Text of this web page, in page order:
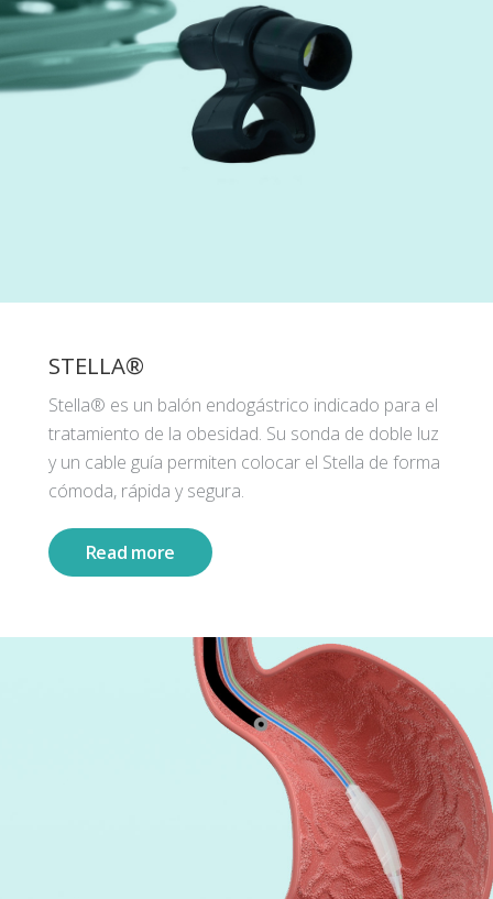
STELLA®
Stella® es un balón endogástrico indicado para el
tratamiento de la obesidad. Su sonda de doble luz
y un cable guía permiten colocar el Stella de forma
cómoda, rápida y segura.
Read more